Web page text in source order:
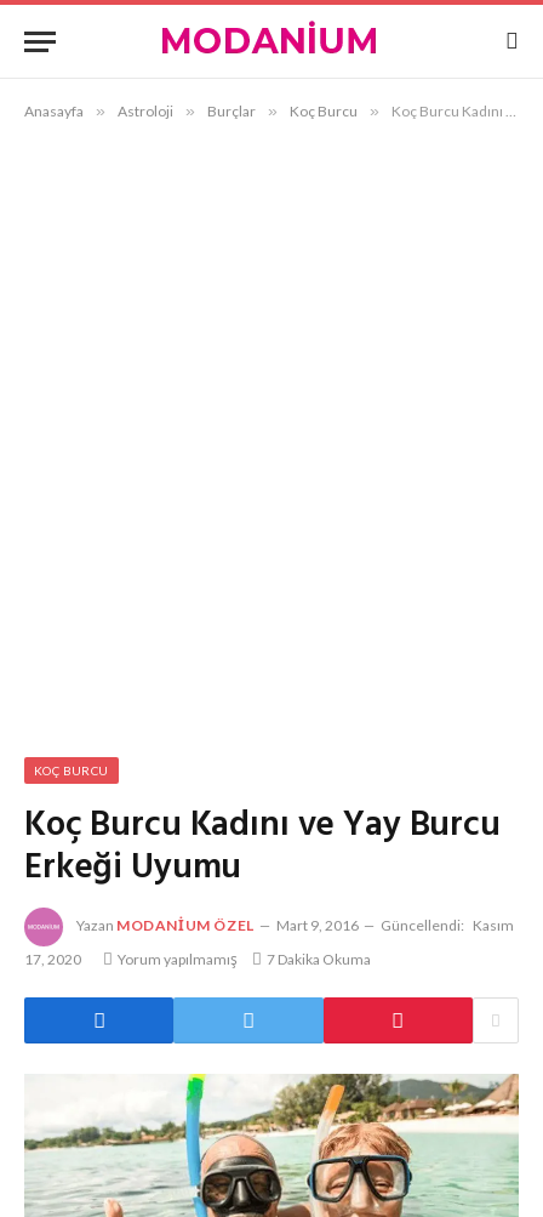
Anasayfa » Astroloji » Burçlar » Koç Burcu » Koç Burcu Kadını ve Yay Burcu Erkeği Uyumu
KOÇ BURCU
Koç Burcu Kadını ve Yay Burcu
Erkeği Uyumu
Yazan MODANIUM ÖZEL Mart 9, 2016 Güncellendi: Kasım
17, 2020
Yorum yapılmamış 7 Dakika Okuma